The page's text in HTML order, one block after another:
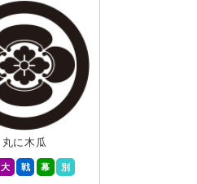
丸に木瓜
大 戦 幕 別